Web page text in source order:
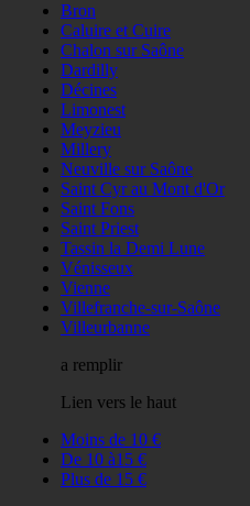
Bron
Caluire et Cuire
Chalon sur Saône
Dardilly
Décines
Limonest
Meyzieu
Millery
Neuville sur Saône
Saint Cyr au Mont d'Or
Saint Fons
Saint Priest
Tassin la Demi Lune
Vénisseux
Vienne
Villefranche-sur-Saône
Villeurbanne
a remplir
Lien vers le haut
Moins de 10 €
De 10 à15 €
Plus de 15 €